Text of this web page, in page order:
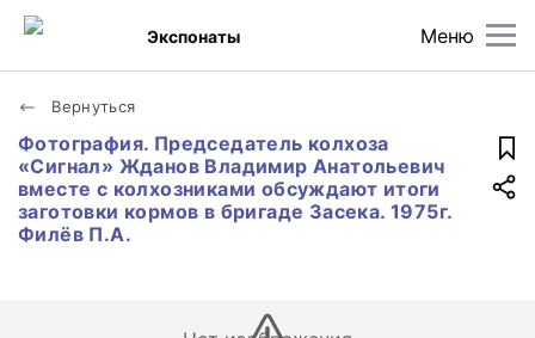
Меню
Экспонаты
Вернуться
Фотография. Председатель колхоза
«Сигнал» Жданов Владимир Анатольевич
вместе с колхозниками обсуждают итоги
заготовки кормов в бригаде Засека. 1975г.
Филёв П.А.